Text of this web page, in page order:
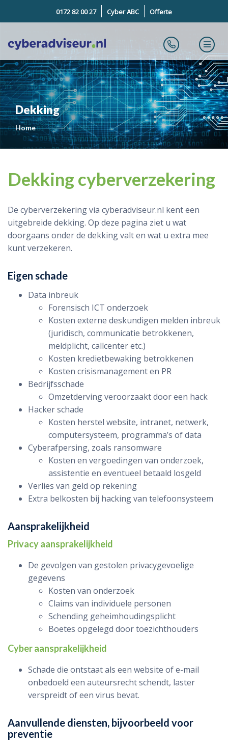
0172 82 00 27 Cyber ABC Offerte
Dekking
Home
Dekking cyberverzekering
De cyberverzekering via cyberadviseur.nl kent een
uitgebreide dekking. Op deze pagina ziet u wat
doorgaans onder de dekking valt en wat u extra mee
kunt verzekeren.
Eigen schade
Data inbreuk
Forensisch ICT onderzoek
Kosten externe deskundigen melden inbreuk
(juridisch, communicatie betrokkenen,
meldplicht, callcenter etc.)
Kosten kredietbewaking betrokkenen
Kosten crisismanagement en PR
Bedrijfsschade
Omzetderving veroorzaakt door een hack
Hacker schade
Kosten herstel website, intranet, netwerk,
computersysteem, programma’s of data
Cyberafpersing, zoals ransomware
Kosten en vergoedingen van onderzoek,
assistentie en eventueel betaald losgeld
Verlies van geld op rekening
Extra belkosten bij hacking van telefoonsysteem
Aansprakelijkheid
Privacy aansprakelijkheid
De gevolgen van gestolen privacygevoelige
gegevens
Kosten van onderzoek
Claims van individuele personen
Schending geheimhoudingsplicht
Boetes opgelegd door toezichthouders
Cyber aansprakelijkheid
Schade die ontstaat als een website of e-mail
onbedoeld een auteursrecht schendt, laster
verspreidt of een virus bevat.
Aanvullende diensten, bijvoorbeeld voor
preventie